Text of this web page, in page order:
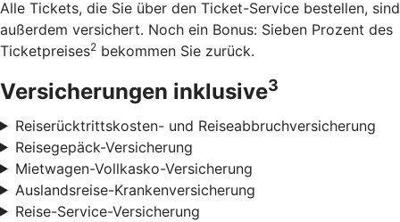
Alle Tickets, die Sie über den Ticket-Service bestellen, sind
außerdem versichert. Noch ein Bonus: Sieben Prozent des
Ticketpreises2 bekommen Sie zurück.
Versicherungen inklusive3
Reiserücktrittskosten- und Reiseabbruchversicherung
Reisegepäck-Versicherung
Mietwagen-Vollkasko-Versicherung
Auslandsreise-Krankenversicherung
Reise-Service-Versicherung